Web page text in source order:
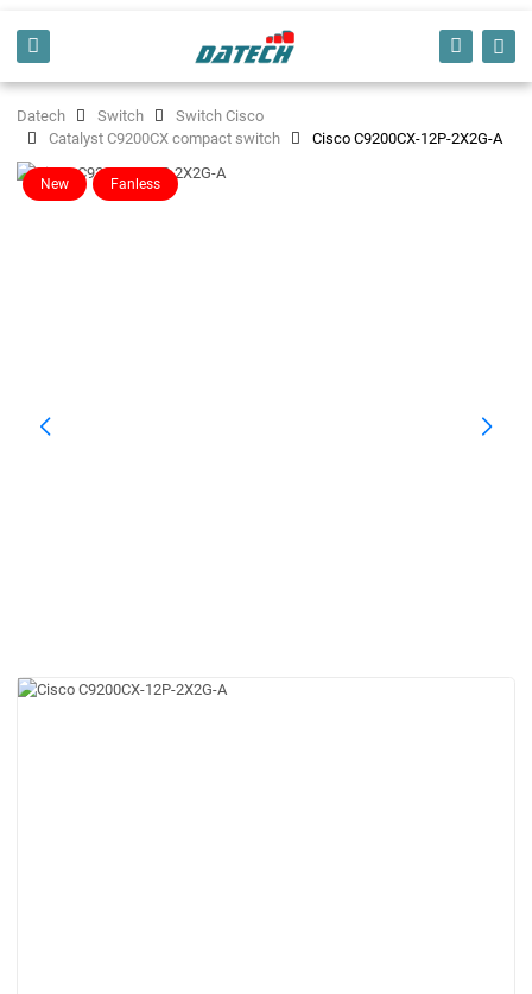
Datech Switch
Switch Cisco
Catalyst C9200CX compact switch
Cisco C9200CX-12P-2X2G-A
New Fanless